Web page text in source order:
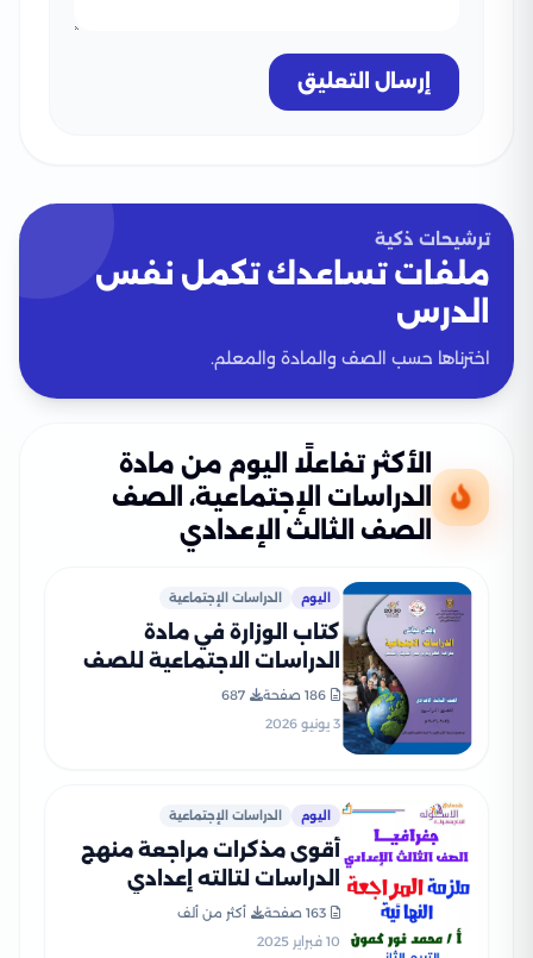
إرسال التعليق
ترشيحات ذكية
ملفات تساعدك تكمل نفس
الدرس
اخترناها حسب الصف والمادة والمعلم.
الأكثر تفاعلًا اليوم من مادة
الدراسات الإجتماعية، الصف
الصف الثالث الإعدادي
اليوم الدراسات الإجتماعية
كتاب الوزارة في مادة
الدراسات الاجتماعية للصف
PDF
186 صفحة
687
3 يونيو 2026
اليوم الدراسات الإجتماعية
أقوى مذكرات مراجعة منهج
الدراسات لتالته إعدادي
الفصل الدراسي الثاني PDF
163 صفحة
أكثر من ألف
10 فبراير 2025